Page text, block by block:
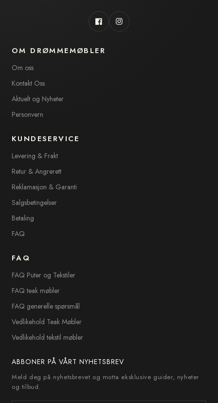
FacebookInstagram
OM DRØMMEMØBLER
Om oss
Kontakt Oss
Aktuelt og Nyheter
Personvern
KUNDESERVICE
Levering & Frakt
Retur & Angrerett
Reklamasjon & Garanti
Salgsbetingelser
Betaling
FAQ
FAQ
FAQ Puter og Tekstiler
FAQ teak møbler
FAQ generelle spørsmål
Vedlikehold Teak Møbler
Vedlikehold tekstil møbler
ABBONER PÅ VÅRT NYHETSBREV
Meld deg på nyhetsbrevet og motta eksklusive guider, nyheter
og tilbud.